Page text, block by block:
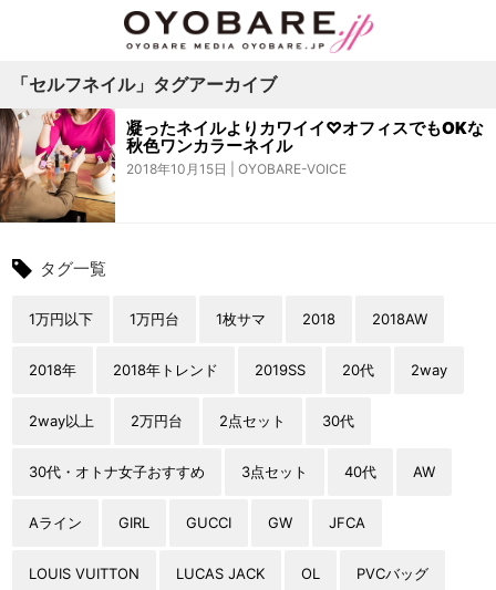
「セルフネイル」タグアーカイブ
凝ったネイルよりカワイイ♡オフィスでもOKな
秋色ワンカラーネイル
2018年10月15日 OYOBARE-VOICE
タグ一覧
1万円以下 1万円台 1枚サマ 2018 2018AW
2018年 2018年トレンド 2019SS 20代 2way
2way以上 2万円台 2点セット 30代
30代・オトナ女子おすすめ 3点セット 40代 AW
Aライン GIRL GUCCI GW JFCA
LOUIS VUITTON LUCAS JACK OL PVCバッグ